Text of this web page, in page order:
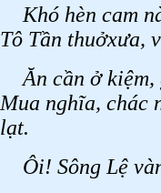
Khó hèn cam
Tô Tần thuởxưa,
Ăn cần ở kiệm,
Mua nghĩa, chác
lạt.
Ôi! Sông Lệ